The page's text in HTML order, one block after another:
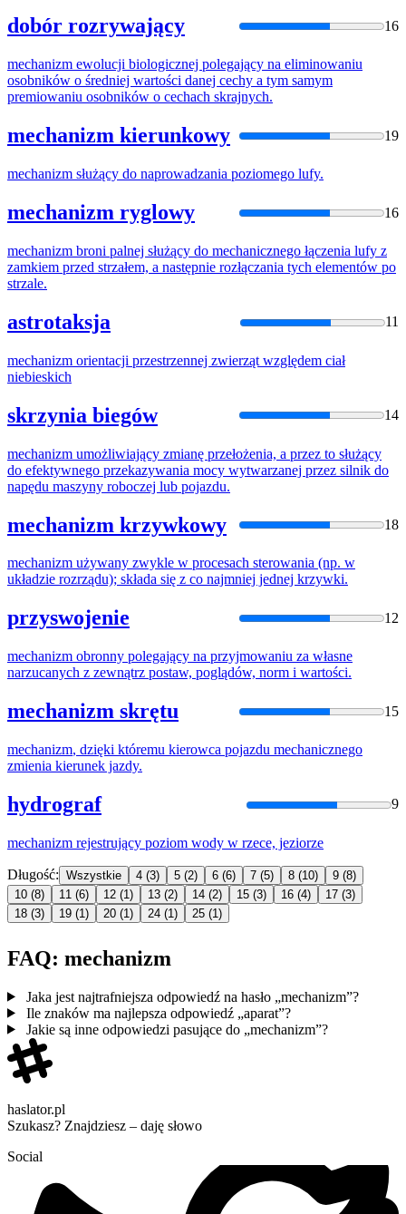
dobór rozrywający 16
mechanizm ewolucji biologicznej polegający na eliminowaniu
osobników o średniej wartości danej cechy a tym samym
premiowaniu osobników o cechach skrajnych.
mechanizm kierunkowy 19
mechanizm służący do naprowadzania poziomego lufy.
mechanizm ryglowy 16
mechanizm broni palnej służący do mechanicznego łączenia lufy z
zamkiem przed strzałem, a następnie rozłączania tych elementów po
strzale.
astrotaksja 11
mechanizm orientacji przestrzennej zwierząt względem ciał
niebieskich
skrzynia biegów 14
mechanizm umożliwiający zmianę przełożenia, a przez to służący
do efektywnego przekazywania mocy wytwarzanej przez silnik do
napędu maszyny roboczej lub pojazdu.
mechanizm krzywkowy 18
mechanizm używany zwykle w procesach sterowania (np. w
układzie rozrządu); składa się z co najmniej jednej krzywki.
przyswojenie 12
mechanizm obronny polegający na przyjmowaniu za własne
narzucanych z zewnątrz postaw, poglądów, norm i wartości.
mechanizm skrętu 15
mechanizm, dzięki któremu kierowca pojazdu mechanicznego
zmienia kierunek jazdy.
hydrograf 9
mechanizm rejestrujący poziom wody w rzece, jeziorze
Długość: Wszystkie 4 (3) 5 (2) 6 (6) 7 (5) 8 (10) 9 (8)
10 (8) 11 (6) 12 (1) 13 (2) 14 (2) 15 (3) 16 (4) 17 (3)
18 (3) 19 (1) 20 (1) 24 (1) 25 (1)
FAQ: mechanizm
Jaka jest najtrafniejsza odpowiedź na hasło „mechanizm”?
Ile znaków ma najlepsza odpowiedź „aparat”?
Jakie są inne odpowiedzi pasujące do „mechanizm”?
haslator.pl
Szukasz? Znajdziesz – daję słowo
Social